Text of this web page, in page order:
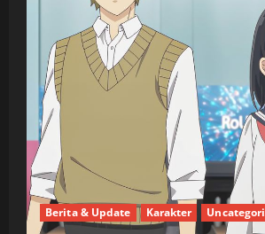
Berita & Update Karakter